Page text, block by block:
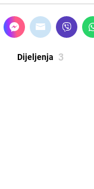
Dijeljenja 3